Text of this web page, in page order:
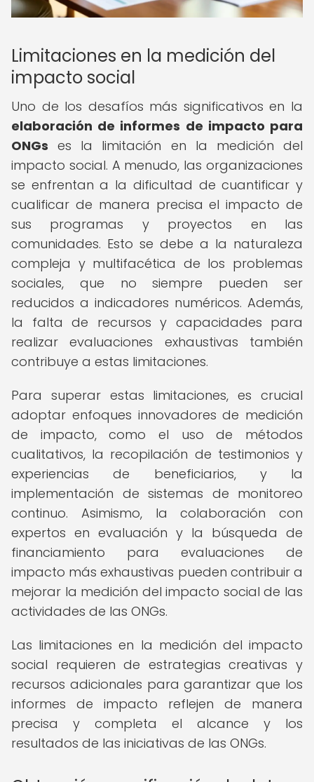
Limitaciones en la medición del
impacto social
Uno de los desafíos más significativos en la
elaboración de informes de impacto para
ONGs es la limitación en la medición del
impacto social. A menudo, las organizaciones
se enfrentan a la dificultad de cuantificar y
cualificar de manera precisa el impacto de
sus programas y proyectos en las
comunidades. Esto se debe a la naturaleza
compleja y multifacética de los problemas
sociales, que no siempre pueden ser
reducidos a indicadores numéricos. Además,
la falta de recursos y capacidades para
realizar evaluaciones exhaustivas también
contribuye a estas limitaciones.
Para superar estas limitaciones, es crucial
adoptar enfoques innovadores de medición
de impacto, como el uso de métodos
cualitativos, la recopilación de testimonios y
experiencias de beneficiarios, y la
implementación de sistemas de monitoreo
continuo. Asimismo, la colaboración con
expertos en evaluación y la búsqueda de
financiamiento para evaluaciones de
impacto más exhaustivas pueden contribuir a
mejorar la medición del impacto social de las
actividades de las ONGs.
Las limitaciones en la medición del impacto
social requieren de estrategias creativas y
recursos adicionales para garantizar que los
informes de impacto reflejen de manera
precisa y completa el alcance y los
resultados de las iniciativas de las ONGs.